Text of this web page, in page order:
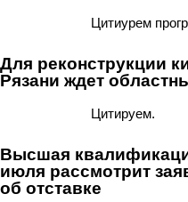
Цитиурем
Для реконструкции
Рязани ждет
Цитируем.
Высшая
июля рассмотрит
об отставке